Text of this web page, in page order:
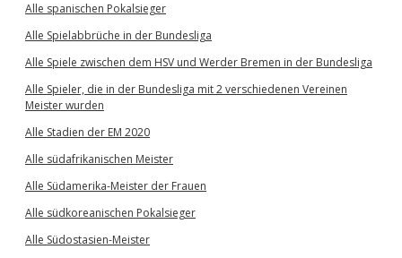
Alle spanischen Pokalsieger
Alle Spielabbrüche in der Bundesliga
Alle Spiele zwischen dem HSV und Werder Bremen in der Bundesliga
Alle Spieler, die in der Bundesliga mit 2 verschiedenen Vereinen
Meister wurden
Alle Stadien der EM 2020
Alle südafrikanischen Meister
Alle Südamerika-Meister der Frauen
Alle südkoreanischen Pokalsieger
Alle Südostasien-Meister